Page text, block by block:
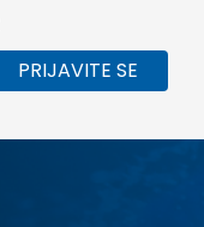
PRIJAVITE SE